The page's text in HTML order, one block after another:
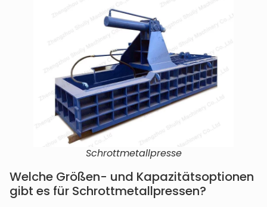
Schrottmetallpresse
Welche Größen- und Kapazitätsoptionen
gibt es für Schrottmetallpressen?